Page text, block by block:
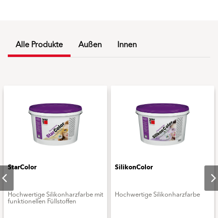
Alle Produkte Außen Innen
StarColor
Hochwertige Silikonharzfarbe mit
funktionellen Füllstoffen
SilikonColor
Hochwertige Silikonharzfarbe